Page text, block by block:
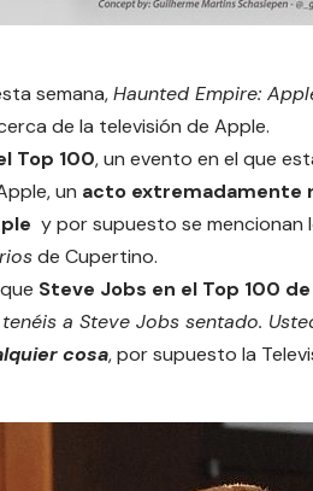
semana,Haunted Empire:
de la televisión de Apple.
Top 100, un evento en el que
un acto extremadamente
y por supuesto se mencionan
de Cupertino.
Steve Jobs en el Top 100
a Steve Jobs sentado.
cosa, por supuesto la